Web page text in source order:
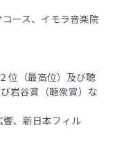
ース、イモラ音楽院
位（最高位）及び聴
岩谷賞（聴衆賞）な
、新日本フィル